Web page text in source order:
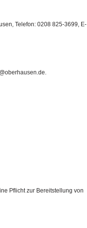
Telefon: 0208 825-3699, E-
Pflicht zur Bereitstellung von